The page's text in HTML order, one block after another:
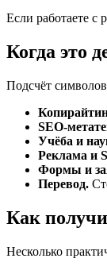
Если работаете с
Когда это
Подсчёт
SEO-
Учёба и
Реклама и
Формы и
Перевод.
Как
Несколько